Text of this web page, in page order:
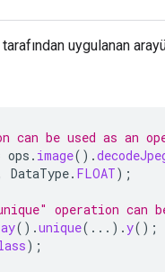
uygulanan
can be used as an
ops . image().
DataType. FLOAT);
operation can
().unique(...).y();
);